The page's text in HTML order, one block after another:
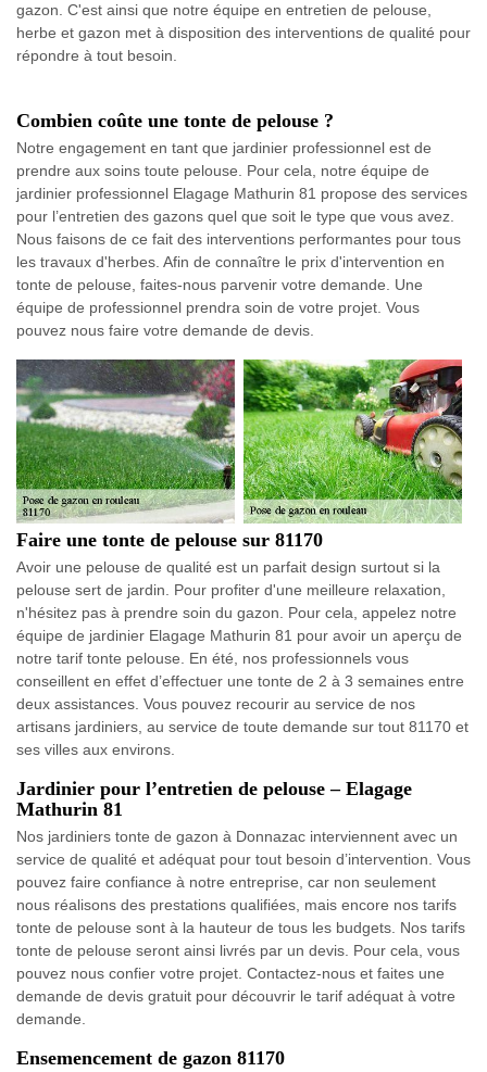
gazon. C'est ainsi que notre équipe en entretien de pelouse,
herbe et gazon met à disposition des interventions de qualité pour
répondre à tout besoin.
Combien coûte une tonte de pelouse ?
Notre engagement en tant que jardinier professionnel est de
prendre aux soins toute pelouse. Pour cela, notre équipe de
jardinier professionnel Elagage Mathurin 81 propose des services
pour l’entretien des gazons quel que soit le type que vous avez.
Nous faisons de ce fait des interventions performantes pour tous
les travaux d'herbes. Afin de connaître le prix d'intervention en
tonte de pelouse, faites-nous parvenir votre demande. Une
équipe de professionnel prendra soin de votre projet. Vous
pouvez nous faire votre demande de devis.
Faire une tonte de pelouse sur 81170
Avoir une pelouse de qualité est un parfait design surtout si la
pelouse sert de jardin. Pour profiter d'une meilleure relaxation,
n'hésitez pas à prendre soin du gazon. Pour cela, appelez notre
équipe de jardinier Elagage Mathurin 81 pour avoir un aperçu de
notre tarif tonte pelouse. En été, nos professionnels vous
conseillent en effet d’effectuer une tonte de 2 à 3 semaines entre
deux assistances. Vous pouvez recourir au service de nos
artisans jardiniers, au service de toute demande sur tout 81170 et
ses villes aux environs.
Jardinier pour l’entretien de pelouse – Elagage
Mathurin 81
Nos jardiniers tonte de gazon à Donnazac interviennent avec un
service de qualité et adéquat pour tout besoin d’intervention. Vous
pouvez faire confiance à notre entreprise, car non seulement
nous réalisons des prestations qualifiées, mais encore nos tarifs
tonte de pelouse sont à la hauteur de tous les budgets. Nos tarifs
tonte de pelouse seront ainsi livrés par un devis. Pour cela, vous
pouvez nous confier votre projet. Contactez-nous et faites une
demande de devis gratuit pour découvrir le tarif adéquat à votre
demande.
Ensemencement de gazon 81170